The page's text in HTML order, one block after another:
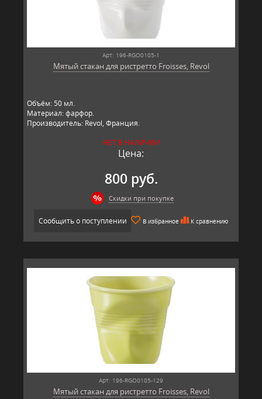
Арт: 196-RGO0105-1
Мятый стакан для ристретто Froisses, Revol
Объём: 50 мл.
Материал: фарфор.
Производитель: Revol, Франция.
НЕТ В НАЛИЧИИ
Цена:
800 руб.
Скидки при покупке
Сообщить о поступлении В избранное К сравнению
Арт: 196-RGO0105-129
Мятый стакан для ристретто Froisses, Revol